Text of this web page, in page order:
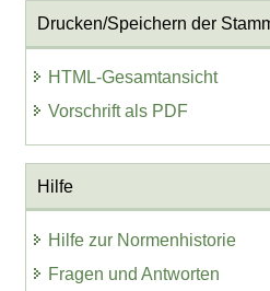
Drucken/Speichern der
HTML-Gesamtansicht
Vorschrift als PDF
Hilfe
Hilfe zur Normenhistorie
Fragen und Antworten